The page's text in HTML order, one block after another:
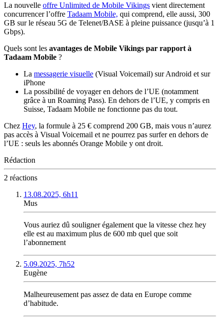
La nouvelle offre Unlimited de Mobile Vikings vient directement
concurrencer l’offre Tadaam Mobile, qui comprend, elle aussi, 300
GB sur le réseau 5G de Telenet/BASE à pleine puissance (jusqu’à 1
Gbps).
Quels sont les avantages de Mobile Vikings par rapport à
Tadaam Mobile ?
La messagerie visuelle (Visual Voicemail) sur Android et sur
iPhone
La possibilité de voyager en dehors de l’UE (notamment
grâce à un Roaming Pass). En dehors de l’UE, y compris en
Suisse, Tadaam Mobile ne fonctionne pas du tout.
Chez Hey, la formule à 25 € comprend 200 GB, mais vous n’aurez
pas accès à Visual Voicemail et ne pourrez pas surfer en dehors de
l’UE : seuls les abonnés Orange Mobile y ont droit.
Rédaction
2 réactions
13.08.2025, 6h11
Mus
Vous auriez dû souligner également que la vitesse chez hey
elle est au maximum plus de 600 mb quel que soit
l’abonnement
5.09.2025, 7h52
Eugène
Malheureusement pas assez de data en Europe comme
d’habitude.